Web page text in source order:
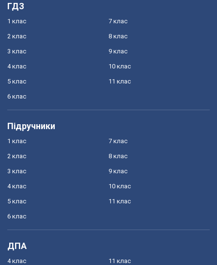
ГДЗ
1 клас
2 клас
3 клас
4 клас
5 клас
6 клас
7 клас
8 клас
9 клас
10 клас
11 клас
Підручники
1 клас
2 клас
3 клас
4 клас
5 клас
6 клас
7 клас
8 клас
9 клас
10 клас
11 клас
ДПА
4 клас 11 клас